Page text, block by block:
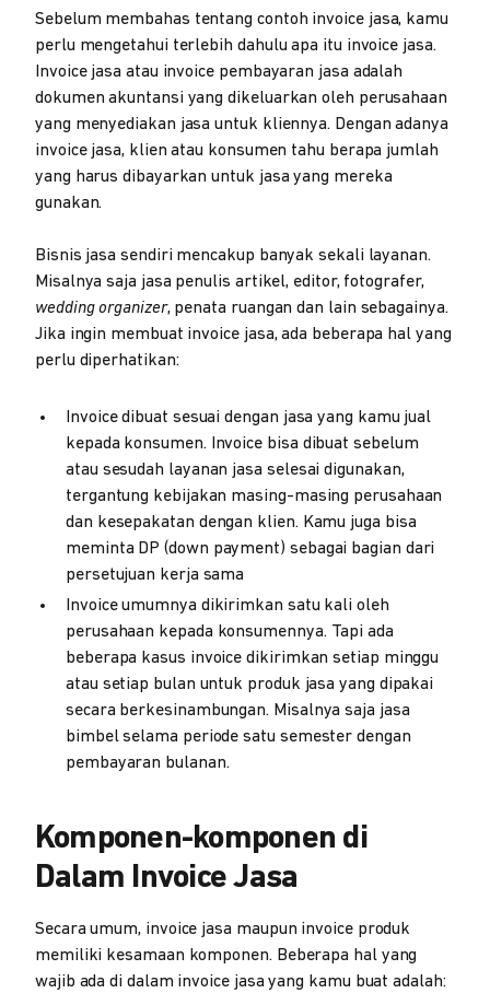
Sebelum membahas tentang contoh invoice jasa, kamu
perlu mengetahui terlebih dahulu apa itu invoice jasa.
Invoice jasa atau invoice pembayaran jasa adalah
dokumen akuntansi yang dikeluarkan oleh perusahaan
yang menyediakan jasa untuk kliennya. Dengan adanya
invoice jasa, klien atau konsumen tahu berapa jumlah
yang harus dibayarkan untuk jasa yang mereka
gunakan.
Bisnis jasa sendiri mencakup banyak sekali layanan.
Misalnya saja jasa penulis artikel, editor, fotografer,
wedding organizer, penata ruangan dan lain sebagainya.
Jika ingin membuat invoice jasa, ada beberapa hal yang
perlu diperhatikan:
Invoice dibuat sesuai dengan jasa yang kamu jual
kepada konsumen. Invoice bisa dibuat sebelum
atau sesudah layanan jasa selesai digunakan,
tergantung kebijakan masing-masing perusahaan
dan kesepakatan dengan klien. Kamu juga bisa
meminta DP (down payment) sebagai bagian dari
persetujuan kerja sama
Invoice umumnya dikirimkan satu kali oleh
perusahaan kepada konsumennya. Tapi ada
beberapa kasus invoice dikirimkan setiap minggu
atau setiap bulan untuk produk jasa yang dipakai
secara berkesinambungan. Misalnya saja jasa
bimbel selama periode satu semester dengan
pembayaran bulanan.
Komponen-komponen di
Dalam Invoice Jasa
Secara umum, invoice jasa maupun invoice produk
memiliki kesamaan komponen. Beberapa hal yang
wajib ada di dalam invoice jasa yang kamu buat adalah: